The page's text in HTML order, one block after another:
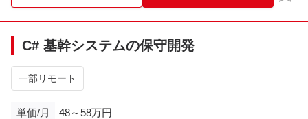
C# 基幹システムの保守開発
一部リモート
単価/月 48～58万円